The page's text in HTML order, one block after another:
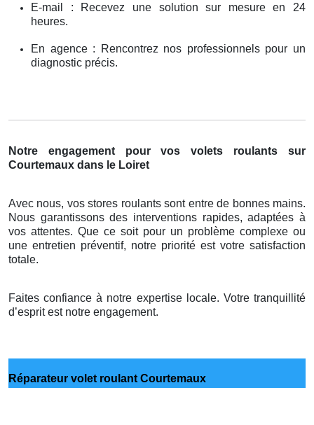
E-mail : Recevez une solution sur mesure en 24
heures.
En agence : Rencontrez nos professionnels pour un
diagnostic précis.
Notre engagement pour vos volets roulants sur
Courtemaux dans le Loiret
Avec nous, vos stores roulants sont entre de bonnes mains.
Nous garantissons des interventions rapides, adaptées à
vos attentes. Que ce soit pour un problème complexe ou
une entretien préventif, notre priorité est votre satisfaction
totale.
Faites confiance à notre expertise locale. Votre tranquillité
d’esprit est notre engagement.
Réparateur volet roulant Courtemaux